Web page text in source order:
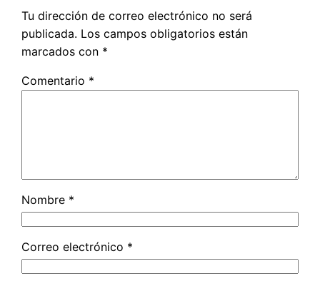
Tu dirección de correo electrónico no será
publicada. Los campos obligatorios están
marcados con *
Comentario *
Nombre *
Correo electrónico *